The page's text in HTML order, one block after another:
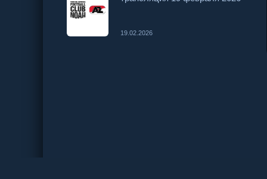
19.02.2026